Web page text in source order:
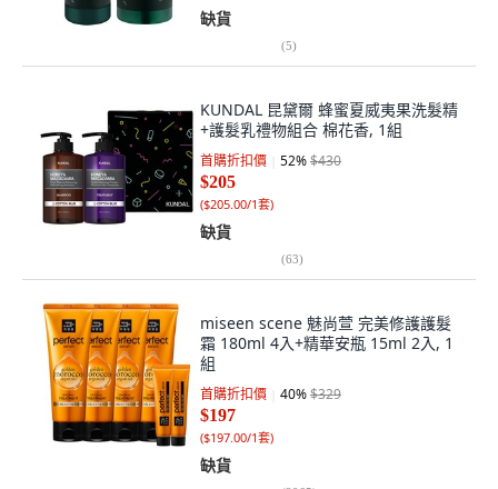
缺貨
(5)
KUNDAL 昆黛爾 蜂蜜夏威夷果洗髮精
+護髮乳禮物組合 棉花香, 1組
首購折扣價 52%$430
$205
($205.00/1套)
缺貨
(63)
miseen scene 魅尚萱 完美修護護髮
霜 180ml 4入+精華安瓶 15ml 2入, 1
組
首購折扣價 40%$329
$197
($197.00/1套)
缺貨